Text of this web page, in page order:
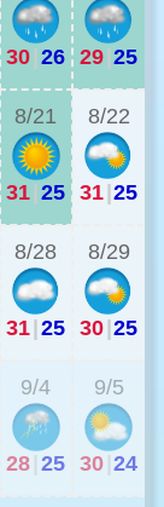
30|26 29|25
8/21
31|25
8/22
31|25
8/28
31|25
8/29
30|25
9/4
28 25
9/5
30 24